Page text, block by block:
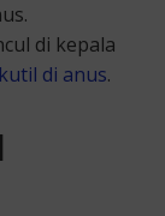
di kepala
kutil di anus.